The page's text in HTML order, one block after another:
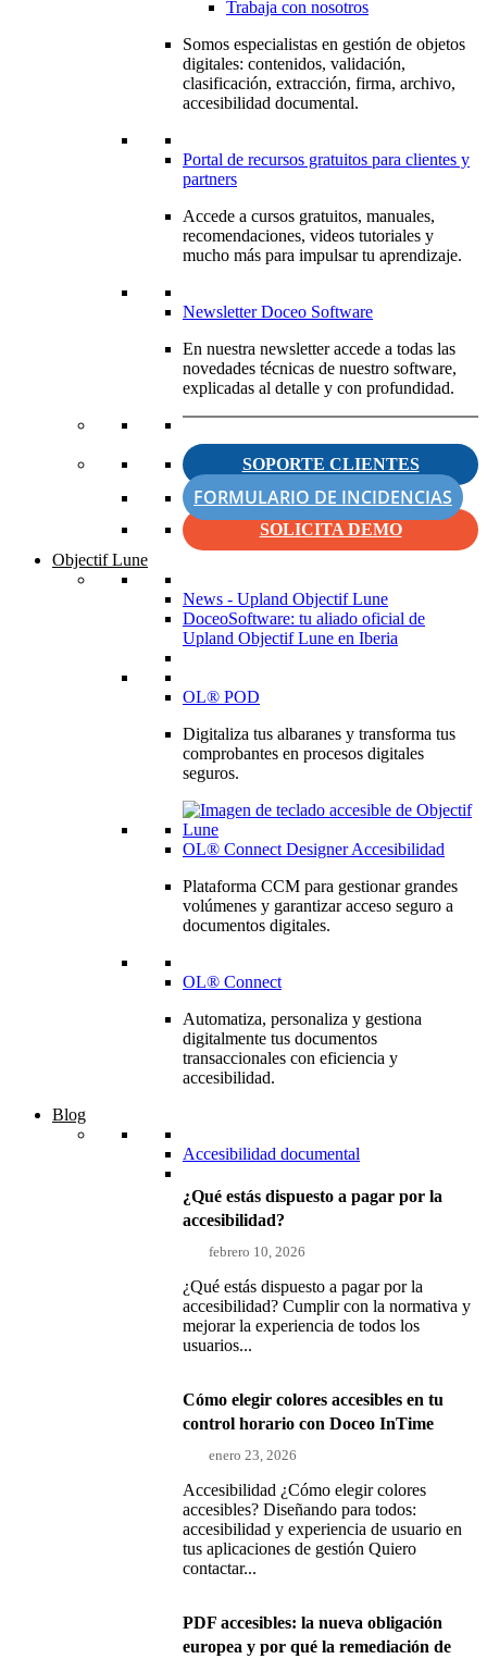
Trabaja con nosotros
Somos especialistas en gestión de objetos
digitales: contenidos, validación,
clasificación, extracción, firma, archivo,
accesibilidad documental.
Portal de recursos gratuitos para clientes y
partners
Accede a cursos gratuitos, manuales,
recomendaciones, videos tutoriales y
mucho más para impulsar tu aprendizaje.
Newsletter Doceo Software
En nuestra newsletter accede a todas las
novedades técnicas de nuestro software,
explicadas al detalle y con profundidad.
SOPORTE CLIENTES
FORMULARIO DE INCIDENCIAS
SOLICITA DEMO
Objectif Lune
News - Upland Objectif Lune
DoceoSoftware: tu aliado oficial de
Upland Objectif Lune en Iberia
OL® POD
Digitaliza tus albaranes y transforma tus
comprobantes en procesos digitales
seguros.
OL® Connect Designer Accesibilidad
Plataforma CCM para gestionar grandes
volúmenes y garantizar acceso seguro a
documentos digitales.
OL® Connect
Automatiza, personaliza y gestiona
digitalmente tus documentos
transaccionales con eficiencia y
accesibilidad.
Blog
Accesibilidad documental
¿Qué estás dispuesto a pagar por la
accesibilidad?
febrero 10, 2026
¿Qué estás dispuesto a pagar por la
accesibilidad? Cumplir con la normativa y
mejorar la experiencia de todos los
usuarios...
Cómo elegir colores accesibles en tu
control horario con Doceo InTime
enero 23, 2026
Accesibilidad ¿Cómo elegir colores
accesibles? Diseñando para todos:
accesibilidad y experiencia de usuario en
tus aplicaciones de gestión Quiero
contactar...
PDF accesibles: la nueva obligación
europea y por qué la remediación de